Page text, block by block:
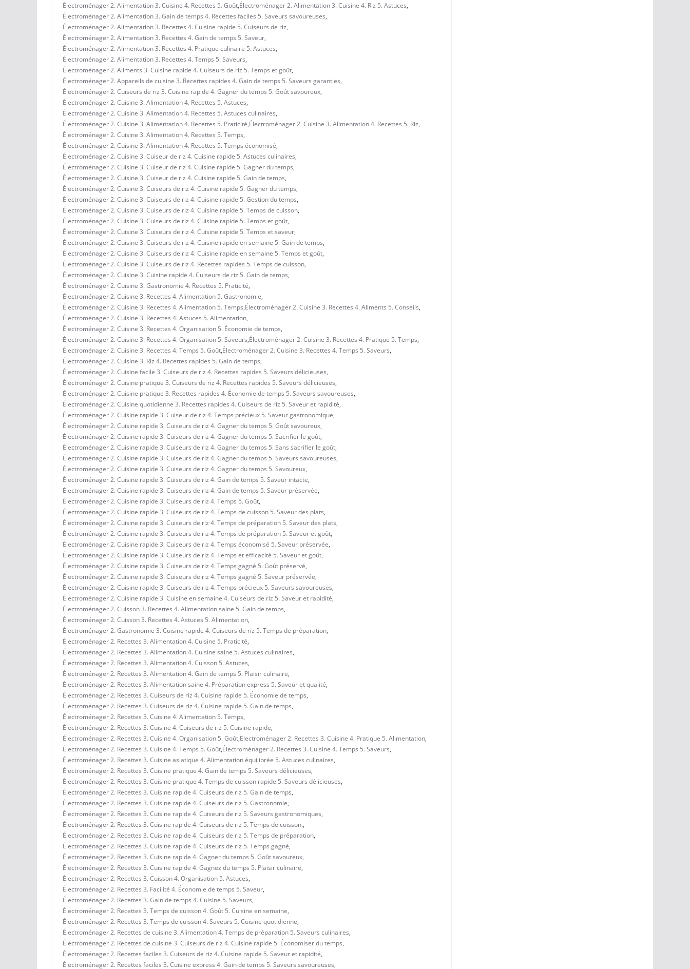
Électroménager 2. Alimentation 3. Cuisine 4. Recettes 5. Goût,Électroménager 2. Alimentation 3. Cuisine 4. Riz 5. Astuces,
Électroménager 2. Alimentation 3. Gain de temps 4. Recettes faciles 5. Saveurs savoureuses,
Électroménager 2. Alimentation 3. Recettes 4. Cuisine rapide 5. Cuiseurs de riz,
Électroménager 2. Alimentation 3. Recettes 4. Gain de temps 5. Saveur,
Électroménager 2. Alimentation 3. Recettes 4. Pratique culinaire 5. Astuces,
Électroménager 2. Alimentation 3. Recettes 4. Temps 5. Saveurs,
Électroménager 2. Aliments 3. Cuisine rapide 4. Cuiseurs de riz 5. Temps et goût,
Électroménager 2. Appareils de cuisine 3. Recettes rapides 4. Gain de temps 5. Saveurs garanties,
Électroménager 2. Cuiseurs de riz 3. Cuisine rapide 4. Gagner du temps 5. Goût savoureux,
Électroménager 2. Cuisine 3. Alimentation 4. Recettes 5. Astuces,
Électroménager 2. Cuisine 3. Alimentation 4. Recettes 5. Astuces culinaires,
Électroménager 2. Cuisine 3. Alimentation 4. Recettes 5. Praticité,Électroménager 2. Cuisine 3. Alimentation 4. Recettes 5. Riz,
Électroménager 2. Cuisine 3. Alimentation 4. Recettes 5. Temps,
Électroménager 2. Cuisine 3. Alimentation 4. Recettes 5. Temps économisé,
Électroménager 2. Cuisine 3. Cuiseur de riz 4. Cuisine rapide 5. Astuces culinaires,
Électroménager 2. Cuisine 3. Cuiseur de riz 4. Cuisine rapide 5. Gagner du temps,
Électroménager 2. Cuisine 3. Cuiseur de riz 4. Cuisine rapide 5. Gain de temps,
Électroménager 2. Cuisine 3. Cuiseurs de riz 4. Cuisine rapide 5. Gagner du temps,
Électroménager 2. Cuisine 3. Cuiseurs de riz 4. Cuisine rapide 5. Gestion du temps,
Électroménager 2. Cuisine 3. Cuiseurs de riz 4. Cuisine rapide 5. Temps de cuisson,
Électroménager 2. Cuisine 3. Cuiseurs de riz 4. Cuisine rapide 5. Temps et goût,
Électroménager 2. Cuisine 3. Cuiseurs de riz 4. Cuisine rapide 5. Temps et saveur,
Électroménager 2. Cuisine 3. Cuiseurs de riz 4. Cuisine rapide en semaine 5. Gain de temps,
Électroménager 2. Cuisine 3. Cuiseurs de riz 4. Cuisine rapide en semaine 5. Temps et goût,
Électroménager 2. Cuisine 3. Cuiseurs de riz 4. Recettes rapides 5. Temps de cuisson,
Électroménager 2. Cuisine 3. Cuisine rapide 4. Cuiseurs de riz 5. Gain de temps,
Électroménager 2. Cuisine 3. Gastronomie 4. Recettes 5. Praticité,
Électroménager 2. Cuisine 3. Recettes 4. Alimentation 5. Gastronomie,
Électroménager 2. Cuisine 3. Recettes 4. Alimentation 5. Temps,Électroménager 2. Cuisine 3. Recettes 4. Aliments 5. Conseils,
Électroménager 2. Cuisine 3. Recettes 4. Astuces 5. Alimentation,
Électroménager 2. Cuisine 3. Recettes 4. Organisation 5. Économie de temps,
Électroménager 2. Cuisine 3. Recettes 4. Organisation 5. Saveurs,Électroménager 2. Cuisine 3. Recettes 4. Pratique 5. Temps,
Électroménager 2. Cuisine 3. Recettes 4. Temps 5. Goût,Électroménager 2. Cuisine 3. Recettes 4. Temps 5. Saveurs,
Électroménager 2. Cuisine 3. Riz 4. Recettes rapides 5. Gain de temps,
Électroménager 2. Cuisine facile 3. Cuiseurs de riz 4. Recettes rapides 5. Saveurs délicieuses,
Électroménager 2. Cuisine pratique 3. Cuiseurs de riz 4. Recettes rapides 5. Saveurs délicieuses,
Électroménager 2. Cuisine pratique 3. Recettes rapides 4. Économie de temps 5. Saveurs savoureuses,
Électroménager 2. Cuisine quotidienne 3. Recettes rapides 4. Cuiseurs de riz 5. Saveur et rapidité,
Électroménager 2. Cuisine rapide 3. Cuiseur de riz 4. Temps précieux 5. Saveur gastronomique,
Électroménager 2. Cuisine rapide 3. Cuiseurs de riz 4. Gagner du temps 5. Goût savoureux,
Électroménager 2. Cuisine rapide 3. Cuiseurs de riz 4. Gagner du temps 5. Sacrifier le goût,
Électroménager 2. Cuisine rapide 3. Cuiseurs de riz 4. Gagner du temps 5. Sans sacrifier le goût,
Électroménager 2. Cuisine rapide 3. Cuiseurs de riz 4. Gagner du temps 5. Saveurs savoureuses,
Électroménager 2. Cuisine rapide 3. Cuiseurs de riz 4. Gagner du temps 5. Savoureux,
Électroménager 2. Cuisine rapide 3. Cuiseurs de riz 4. Gain de temps 5. Saveur intacte,
Électroménager 2. Cuisine rapide 3. Cuiseurs de riz 4. Gain de temps 5. Saveur préservée,
Électroménager 2. Cuisine rapide 3. Cuiseurs de riz 4. Temps 5. Goût,
Électroménager 2. Cuisine rapide 3. Cuiseurs de riz 4. Temps de cuisson 5. Saveur des plats,
Électroménager 2. Cuisine rapide 3. Cuiseurs de riz 4. Temps de préparation 5. Saveur des plats,
Électroménager 2. Cuisine rapide 3. Cuiseurs de riz 4. Temps de préparation 5. Saveur et goût,
Électroménager 2. Cuisine rapide 3. Cuiseurs de riz 4. Temps économisé 5. Saveur préservée,
Électroménager 2. Cuisine rapide 3. Cuiseurs de riz 4. Temps et efficacité 5. Saveur et goût,
Électroménager 2. Cuisine rapide 3. Cuiseurs de riz 4. Temps gagné 5. Goût préservé,
Électroménager 2. Cuisine rapide 3. Cuiseurs de riz 4. Temps gagné 5. Saveur préservée,
Électroménager 2. Cuisine rapide 3. Cuiseurs de riz 4. Temps précieux 5. Saveurs savoureuses,
Électroménager 2. Cuisine rapide 3. Cuisine en semaine 4. Cuiseurs de riz 5. Saveur et rapidité,
Électroménager 2. Cuisson 3. Recettes 4. Alimentation saine 5. Gain de temps,
Électroménager 2. Cuisson 3. Recettes 4. Astuces 5. Alimentation,
Électroménager 2. Gastronomie 3. Cuisine rapide 4. Cuiseurs de riz 5. Temps de préparation,
Électroménager 2. Recettes 3. Alimentation 4. Cuisine 5. Praticité,
Électroménager 2. Recettes 3. Alimentation 4. Cuisine saine 5. Astuces culinaires,
Électroménager 2. Recettes 3. Alimentation 4. Cuisson 5. Astuces,
Électroménager 2. Recettes 3. Alimentation 4. Gain de temps 5. Plaisir culinaire,
Électroménager 2. Recettes 3. Alimentation saine 4. Préparation express 5. Saveur et qualité,
Électroménager 2. Recettes 3. Cuiseurs de riz 4. Cuisine rapide 5. Économie de temps,
Électroménager 2. Recettes 3. Cuiseurs de riz 4. Cuisine rapide 5. Gain de temps,
Électroménager 2. Recettes 3. Cuisine 4. Alimentation 5. Temps,
Électroménager 2. Recettes 3. Cuisine 4. Cuiseurs de riz 5. Cuisine rapide,
Électroménager 2. Recettes 3. Cuisine 4. Organisation 5. Goût,Electroménager 2. Recettes 3. Cuisine 4. Pratique 5. Alimentation,
Électroménager 2. Recettes 3. Cuisine 4. Temps 5. Goût,Électroménager 2. Recettes 3. Cuisine 4. Temps 5. Saveurs,
Électroménager 2. Recettes 3. Cuisine asiatique 4. Alimentation équilibrée 5. Astuces culinaires,
Électroménager 2. Recettes 3. Cuisine pratique 4. Gain de temps 5. Saveurs délicieuses,
Électroménager 2. Recettes 3. Cuisine pratique 4. Temps de cuisson rapide 5. Saveurs délicieuses,
Électroménager 2. Recettes 3. Cuisine rapide 4. Cuiseurs de riz 5. Gain de temps,
Électroménager 2. Recettes 3. Cuisine rapide 4. Cuiseurs de riz 5. Gastronomie,
Électroménager 2. Recettes 3. Cuisine rapide 4. Cuiseurs de riz 5. Saveurs gastronomiques,
Électroménager 2. Recettes 3. Cuisine rapide 4. Cuiseurs de riz 5. Temps de cuisson.,
Électroménager 2. Recettes 3. Cuisine rapide 4. Cuiseurs de riz 5. Temps de préparation,
Électroménager 2. Recettes 3. Cuisine rapide 4. Cuiseurs de riz 5. Temps gagné,
Électroménager 2. Recettes 3. Cuisine rapide 4. Gagner du temps 5. Goût savoureux,
Électroménager 2. Recettes 3. Cuisine rapide 4. Gagnez du temps 5. Plaisir culinaire,
Électroménager 2. Recettes 3. Cuisson 4. Organisation 5. Astuces,
Électroménager 2. Recettes 3. Facilité 4. Économie de temps 5. Saveur,
Électroménager 2. Recettes 3. Gain de temps 4. Cuisine 5. Saveurs,
Électroménager 2. Recettes 3. Temps de cuisson 4. Goût 5. Cuisine en semaine,
Électroménager 2. Recettes 3. Temps de cuisson 4. Saveurs 5. Cuisine quotidienne,
Électroménager 2. Recettes de cuisine 3. Alimentation 4. Temps de préparation 5. Saveurs culinaires,
Électroménager 2. Recettes de cuisine 3. Cuiseurs de riz 4. Cuisine rapide 5. Économiser du temps,
Électroménager 2. Recettes faciles 3. Cuiseurs de riz 4. Cuisine rapide 5. Saveur et rapidité,
Électroménager 2. Recettes faciles 3. Cuisine express 4. Gain de temps 5. Saveurs savoureuses,